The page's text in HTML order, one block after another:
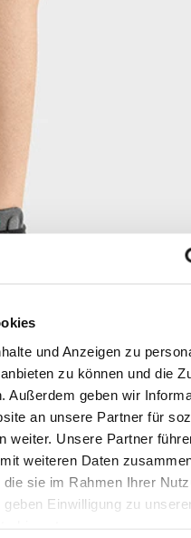
und Anzeigen zu
zu können und die
Außerdem geben wir
an unsere Partner für
weiter. Unsere Partner
weiteren Daten
sie im Rahmen Ihrer
Einwilligung zu